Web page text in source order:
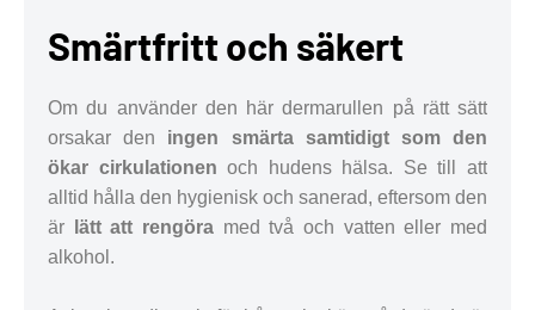
Smärtfritt och säkert
Om du använder den här dermarullen på rätt sätt
orsakar den ingen smärta samtidigt som den
ökar cirkulationen och hudens hälsa. Se till att
alltid hålla den hygienisk och sanerad, eftersom den
är
lätt att rengöra med två och vatten eller med
alkohol.